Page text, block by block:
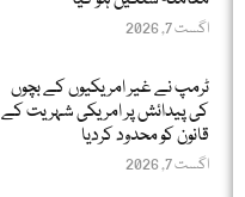
اگست 7, 2026
ٹرمپ نے غیر امریکیوں کے بچوں
کی پیدائش پر امریکی شہریت کے
قانون کو محدود کردیا
اگست 7, 2026